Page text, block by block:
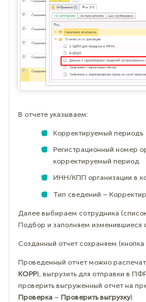
В отчете указываем:
Корректируемый периодъ
Регистрационный номер
корректируемый период
ИНН/КПП организации в
Тип сведений –
Далее выбираем сотрудника
Подбор и заполняем изменившиеся
Созданный отчет сохраняем (кнопка
Проведенный отчет можно
КОРР), выгрузить для отправки в
проверить выгруженный отчет на
Проверка – Проверить выгрузку)